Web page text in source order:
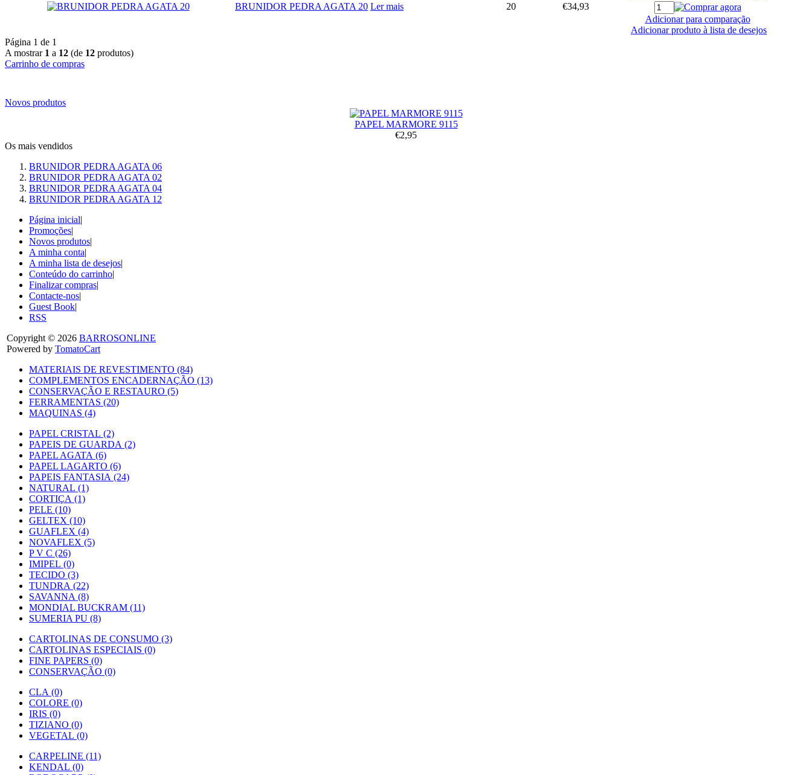
BRUNIDOR PEDRA AGATA 20 Ler mais 20
€34,93
Adicionar para comparação
Adicionar produto à lista de desejos
Página 1 de 1
A mostrar 1 a 12 (de 12 produtos)
Carrinho de compras
Novos produtos
PAPEL MARMORE 9115
€2,95
Os mais vendidos
BRUNIDOR PEDRA AGATA 06
BRUNIDOR PEDRA AGATA 02
BRUNIDOR PEDRA AGATA 04
BRUNIDOR PEDRA AGATA 12
Página inicial|
Promoções|
Novos produtos|
A minha conta|
A minha lista de desejos|
Conteúdo do carrinho|
Finalizar compras|
Contacte-nos|
Guest Book|
RSS
Copyright © 2026 BARROSONLINE
Powered by TomatoCart
MATERIAIS DE REVESTIMENTO (84)
COMPLEMENTOS ENCADERNAÇÃO (13)
CONSERVAÇÃO E RESTAURO (5)
FERRAMENTAS (20)
MAQUINAS (4)
PAPEL CRISTAL (2)
PAPEIS DE GUARDA (2)
PAPEL AGATA (6)
PAPEL LAGARTO (6)
PAPEIS FANTASIA (24)
NATURAL (1)
CORTIÇA (1)
PELE (10)
GELTEX (10)
GUAFLEX (4)
NOVAFLEX (5)
P V C (26)
IMIPEL (0)
TECIDO (3)
TUNDRA (22)
SAVANNA (8)
MONDIAL BUCKRAM (11)
SUMERIA PU (8)
CARTOLINAS DE CONSUMO (3)
CARTOLINAS ESPECIAIS (0)
FINE PAPERS (0)
CONSERVAÇÃO (0)
CLA (0)
COLORE (0)
IRIS (0)
TIZIANO (0)
VEGETAL (0)
CARPELINE (11)
KENDAL (0)